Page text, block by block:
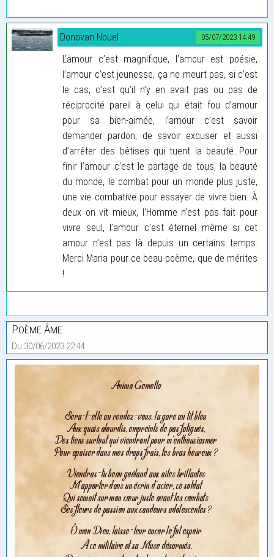
05/07/2023 14:49
Donovan Nouel
L’amour c’est magnifique, l’amour est poésie,
l’amour c’est jeunesse, ça ne meurt pas, si c’est
le cas, c’est qu’il n’y en avait pas ou pas de
réciprocité pareil à celui qui était fou d’amour
pour sa bien-aimée, l’amour c’est savoir
demander pardon, de savoir excuser et aussi
d’arrêter des bêtises qui tuent la beauté...Pour
finir l’amour c’est le partage de tous, la beauté
du monde, le combat pour un monde plus juste,
une vie combative pour essayer de vivre bien...À
deux on vit mieux, l’Homme n’est pas fait pour
vivre seul, l’amour c’est éternel même si cet
amour n’est pas là depuis un certains temps.
Merci Maria pour ce beau poème, que de mérites
!
Poème Âme
Du 30/06/2023 22:44